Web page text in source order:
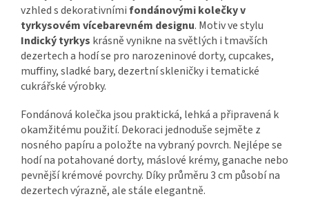
vzhled s dekorativnímifondánovými kolečky v
tyrkysovém vícebarevném designu. Motiv ve stylu
Indický tyrkys krásně vynikne na světlých i tmavších
dezertech a hodí se pro narozeninové dorty, cupcakes,
muffiny, sladké bary, dezertní skleničky i tematické
cukrářské výrobky.
Fondánová kolečka jsou praktická, lehká a připravená k
okamžitému použití. Dekoraci jednoduše sejměte z
nosného papíru a položte na vybraný povrch. Nejlépe se
hodí na potahované dorty, máslové krémy, ganache nebo
pevnější krémové povrchy. Díky průměru 3 cm působí na
dezertech výrazně, ale stále elegantně.